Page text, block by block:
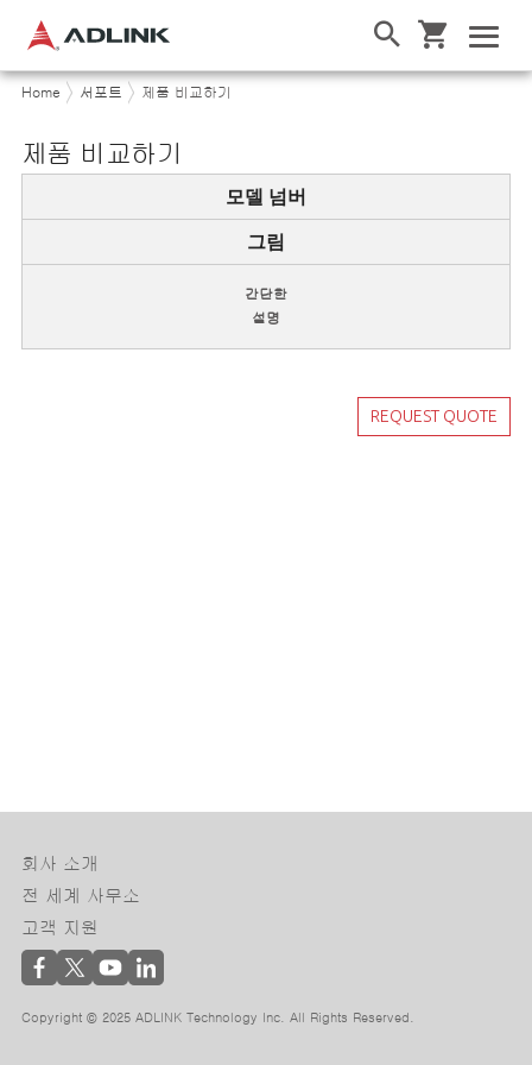
Home 서포트 제품 비교하기
제품 비교하기
모델 넘버
그림
간단한
설명
REQUEST QUOTE
회사 소개
전 세계 사무소
고객 지원
Copyright © 2025 ADLINK Technology Inc. All Rights Reserved.